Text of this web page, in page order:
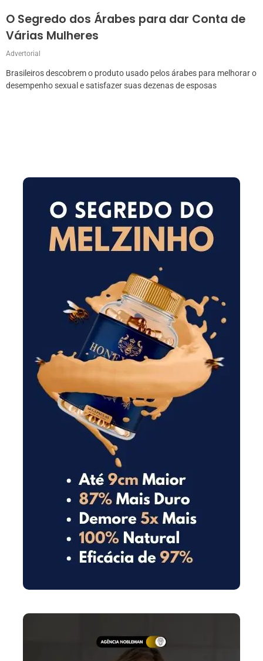
O Segredo dos Árabes para dar Conta de
Várias Mulheres
Advertorial
Brasileiros descobrem o produto usado pelos árabes para melhorar o
desempenho sexual e satisfazer suas dezenas de esposas